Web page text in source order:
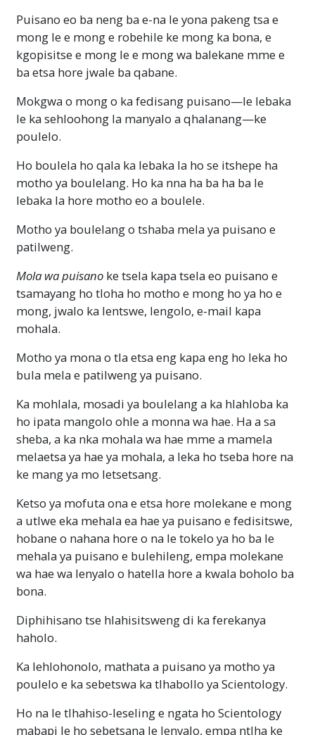
Puisano eo ba neng ba e-na le yona pakeng tsa e
mong le e mong e robehile ke mong ka bona, e
kgopisitse e mong le e mong wa balekane mme e
ba etsa hore jwale ba qabane.
Mokgwa o mong o ka fedisang puisano—le lebaka
le ka sehloohong la manyalo a qhalanang—ke
poulelo.
Ho boulela ho qala ka lebaka la ho se itshepe ha
motho ya boulelang. Ho ka nna ha ba ha ba le
lebaka la hore motho eo a boulele.
Motho ya boulelang o tshaba mela ya puisano e
patilweng.
Mola wa puisano ke tsela kapa tsela eo puisano e
tsamayang ho tloha ho motho e mong ho ya ho e
mong, jwalo ka lentswe, lengolo, e-mail kapa
mohala.
Motho ya mona o tla etsa eng kapa eng ho leka ho
bula mela e patilweng ya puisano.
Ka mohlala, mosadi ya boulelang a ka hlahloba ka
ho ipata mangolo ohle a monna wa hae. Ha a sa
sheba, a ka nka mohala wa hae mme a mamela
melaetsa ya hae ya mohala, a leka ho tseba hore na
ke mang ya mo letsetsang.
Ketso ya mofuta ona e etsa hore molekane e mong
a utlwe eka mehala ea hae ya puisano e fedisitswe,
hobane o nahana hore o na le tokelo ya ho ba le
mehala ya puisano e bulehileng, empa molekane
wa hae wa lenyalo o hatella hore a kwala boholo ba
bona.
Diphihisano tse hlahisitsweng di ka ferekanya
haholo.
Ka lehlohonolo, mathata a puisano ya motho ya
poulelo e ka sebetswa ka tlhabollo ya Scientology.
Ho na le tlhahiso-leseling e ngata ho Scientology
mabapi le ho sebetsana le lenyalo, empa ntlha ke